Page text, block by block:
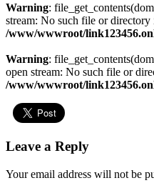
Warning:
stream: No such file or directory
/www/wwwroot/
Warning:
open stream: No such file or
/www/wwwroot/
Leave a Reply
Your email address will not be